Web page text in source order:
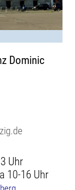
Dominic
Uhr
10-16 Uhr